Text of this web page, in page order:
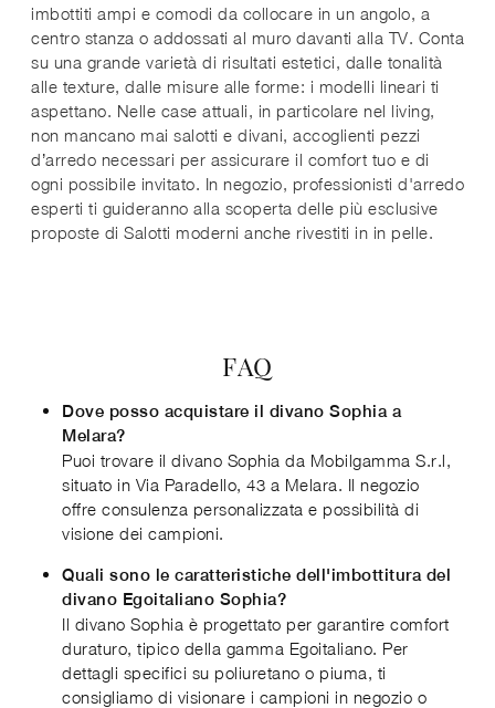
imbottiti ampi e comodi da collocare in un angolo, a
centro stanza o addossati al muro davanti alla TV. Conta
su una grande varietà di risultati estetici, dalle tonalità
alle texture, dalle misure alle forme: i modelli lineari ti
aspettano. Nelle case attuali, in particolare nel living,
non mancano mai salotti e divani, accoglienti pezzi
d’arredo necessari per assicurare il comfort tuo e di
ogni possibile invitato. In negozio, professionisti d'arredo
esperti ti guideranno alla scoperta delle più esclusive
proposte di Salotti moderni anche rivestiti in in pelle.
FAQ
Dove posso acquistare il divano Sophia a
Melara?
Puoi trovare il divano Sophia da Mobilgamma S.r.l,
situato in Via Paradello, 43 a Melara. Il negozio
offre consulenza personalizzata e possibilità di
visione dei campioni.
Quali sono le caratteristiche dell'imbottitura del
divano Egoitaliano Sophia?
Il divano Sophia è progettato per garantire comfort
duraturo, tipico della gamma Egoitaliano. Per
dettagli specifici su poliuretano o piuma, ti
consigliamo di visionare i campioni in negozio o